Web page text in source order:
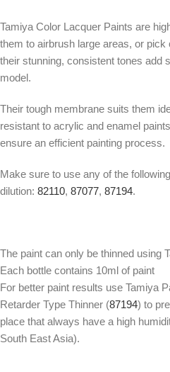
Tamiya Color Lacquer Paints are
them to airbrush large areas, or pick
their stunning, consistent tones add
model.
Their tough membrane suits them
resistant to acrylic and enamel
ensure an efficient painting process.
Make sure to use any of the
dilution: 82110, 87077, 87194.
The paint can only be thinned using
Each bottle contains 10ml of paint
For better paint results use Tamiya
Retarder Type Thinner (87194) to
place that always have a high
South East Asia).